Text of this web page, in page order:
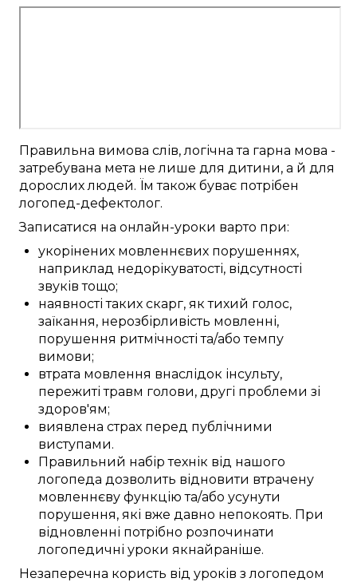
Правильна вимова слів, логічна та гарна мова -
затребувана мета не лише для дитини, а й для
дорослих людей. Їмтакож буває потрібен
логопед-дефектолог.
Записатися на онлайн-уроки варто при:
укорінених мовленнєвих порушеннях,
наприклад недорікуватості, відсутності
звуків тощо;
наявності таких скарг, яктихий голос,
заїкання, нерозбірливість мовленні,
порушення ритмічності та/аботемпу
вимови;
втрата мовлення внаслідок інсульту,
пережитітравм голови, другі проблеми зі
здоров'ям;
виявлена страх перед публічними
виступами.
Правильний набіртехнік від нашого
логопеда дозволить відновити втрачену
мовленнєву функцію та/або усунути
порушення, які вже давно непокоять. При
відновленні потрібно розпочинати
логопедичні уроки якнайраніше.
Незаперечна користь від уроків з логопедом